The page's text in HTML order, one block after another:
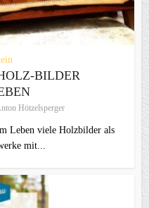
BILDER
Hötzelsperger
Leben viele Holzbilder als
mit...